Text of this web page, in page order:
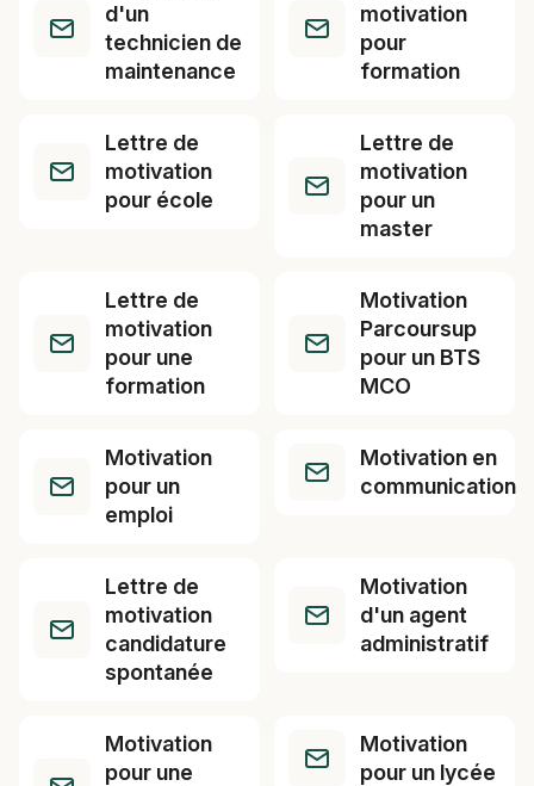
d'un
technicien de
maintenance
motivation
pour
formation
Lettre de
motivation
pour école
Lettre de
motivation
pour un
master
Lettre de
motivation
pour une
formation
Motivation
Parcoursup
pour un BTS
MCO
Motivation
pour un
emploi
Motivation en
communication
Lettre de
motivation
candidature
spontanée
Motivation
d'un agent
administratif
Motivation
pour une
Motivation
pour un lycée